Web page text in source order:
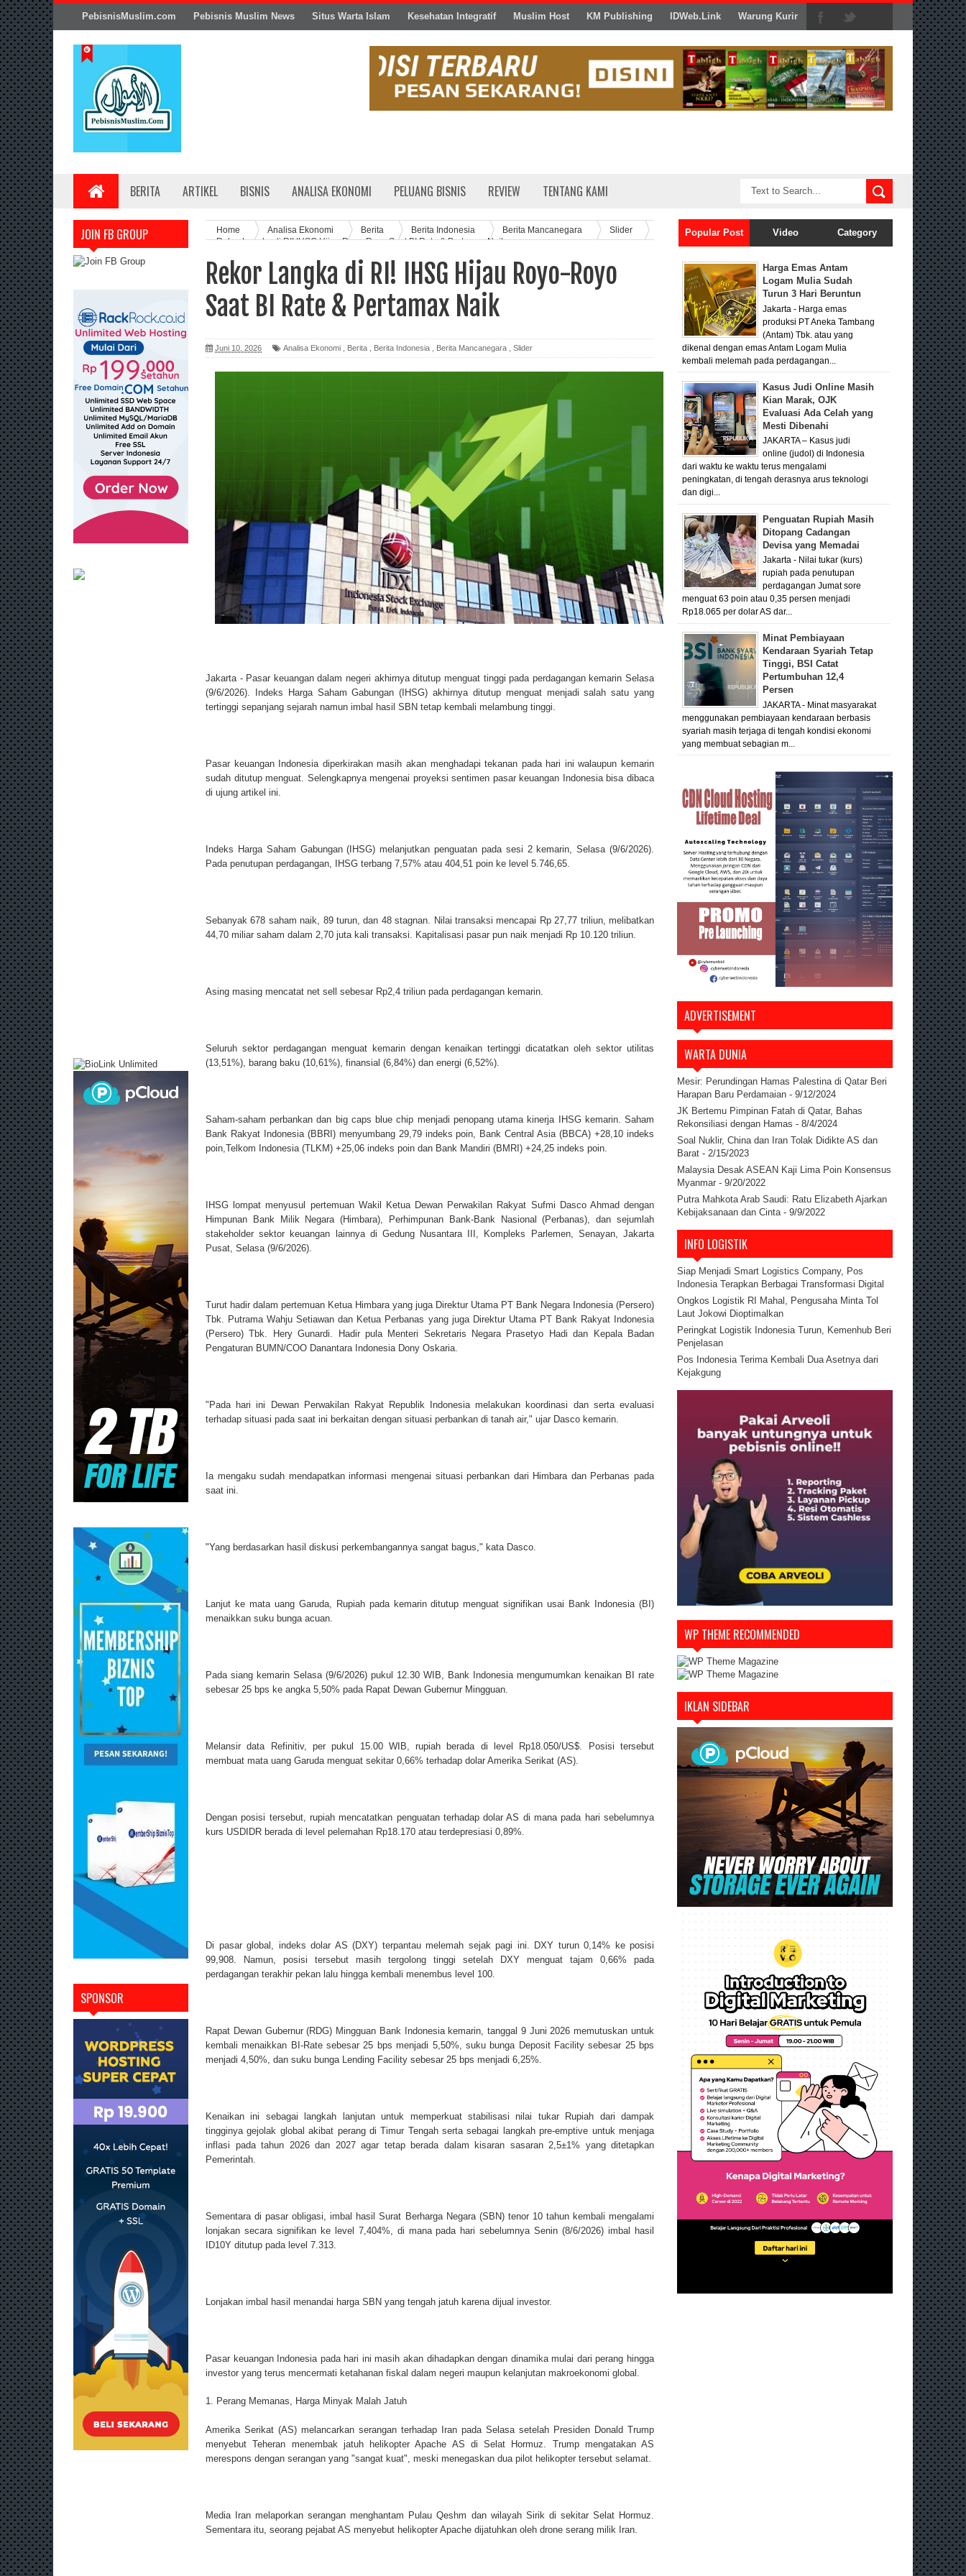
PebisnisMuslim.com Pebisnis Muslim News Situs Warta Islam Kesehatan Integratif Muslim Host KM Publishing IDWeb.Link Warung Kurir
BERITA ARTIKEL BISNIS ANALISA EKONOMI PELUANG BISNIS REVIEW TENTANG KAMI
JOIN FB GROUP
SPONSOR
Home Analisa Ekonomi Berita Berita Indonesia Berita Mancanegara
Slider
Rekor Langka di RI! IHSG Hijau Royo-Royo Saat BI Rate & Pertamax Naik
Rekor Langka di RI! IHSG Hijau Royo-Royo
Saat BI Rate & Pertamax Naik
Juni 10, 2026 Analisa Ekonomi Berita Berita Indonesia Berita Mancanegara Slider
Jakarta - Pasar keuangan dalam negeri akhirnya ditutup menguat tinggi pada perdagangan kemarin Selasa
(9/6/2026). Indeks Harga Saham Gabungan (IHSG) akhirnya ditutup menguat menjadi salah satu yang
tertinggi sepanjang sejarah namun imbal hasil SBN tetap kembali melambung tinggi.
Pasar keuangan Indonesia diperkirakan masih akan menghadapi tekanan pada hari ini walaupun kemarin
sudah ditutup menguat. Selengkapnya mengenai proyeksi sentimen pasar keuangan Indonesia bisa dibaca
di ujung artikel ini.
Indeks Harga Saham Gabungan (IHSG) melanjutkan penguatan pada sesi 2 kemarin, Selasa (9/6/2026).
Pada penutupan perdagangan, IHSG terbang 7,57% atau 404,51 poin ke level 5.746,65.
Sebanyak 678 saham naik, 89 turun, dan 48 stagnan. Nilai transaksi mencapai Rp 27,77 triliun, melibatkan
44,70 miliar saham dalam 2,70 juta kali transaksi. Kapitalisasi pasar pun naik menjadi Rp 10.120 triliun.
Asing masing mencatat net sell sebesar Rp2,4 triliun pada perdagangan kemarin.
Seluruh sektor perdagangan menguat kemarin dengan kenaikan tertinggi dicatatkan oleh sektor utilitas
(13,51%), barang baku (10,61%), finansial (6,84%) dan energi (6,52%).
Saham-saham perbankan dan big caps blue chip menjadi penopang utama kinerja IHSG kemarin. Saham
Bank Rakyat Indonesia (BBRI) menyumbang 29,79 indeks poin, Bank Central Asia (BBCA) +28,10 indeks
poin,Telkom Indonesia (TLKM) +25,06 indeks poin dan Bank Mandiri (BMRI) +24,25 indeks poin.
IHSG lompat menyusul pertemuan Wakil Ketua Dewan Perwakilan Rakyat Sufmi Dasco Ahmad dengan
Himpunan Bank Milik Negara (Himbara), Perhimpunan Bank-Bank Nasional (Perbanas), dan sejumlah
stakeholder sektor keuangan lainnya di Gedung Nusantara III, Kompleks Parlemen, Senayan, Jakarta
Pusat, Selasa (9/6/2026).
Turut hadir dalam pertemuan Ketua Himbara yang juga Direktur Utama PT Bank Negara Indonesia (Persero)
Tbk. Putrama Wahju Setiawan dan Ketua Perbanas yang juga Direktur Utama PT Bank Rakyat Indonesia
(Persero) Tbk. Hery Gunardi. Hadir pula Menteri Sekretaris Negara Prasetyo Hadi dan Kepala Badan
Pengaturan BUMN/COO Danantara Indonesia Dony Oskaria.
"Pada hari ini Dewan Perwakilan Rakyat Republik Indonesia melakukan koordinasi dan serta evaluasi
terhadap situasi pada saat ini berkaitan dengan situasi perbankan di tanah air," ujar Dasco kemarin.
Ia mengaku sudah mendapatkan informasi mengenai situasi perbankan dari Himbara dan Perbanas pada
saat ini.
"Yang berdasarkan hasil diskusi perkembangannya sangat bagus," kata Dasco.
Lanjut ke mata uang Garuda, Rupiah pada kemarin ditutup menguat signifikan usai Bank Indonesia (BI)
menaikkan suku bunga acuan.
Pada siang kemarin Selasa (9/6/2026) pukul 12.30 WIB, Bank Indonesia mengumumkan kenaikan BI rate
sebesar 25 bps ke angka 5,50% pada Rapat Dewan Gubernur Mingguan.
Melansir data Refinitiv, per pukul 15.00 WIB, rupiah berada di level Rp18.050/US$. Posisi tersebut
membuat mata uang Garuda menguat sekitar 0,66% terhadap dolar Amerika Serikat (AS).
Dengan posisi tersebut, rupiah mencatatkan penguatan terhadap dolar AS di mana pada hari sebelumnya
kurs USDIDR berada di level pelemahan Rp18.170 atau terdepresiasi 0,89%.
Di pasar global, indeks dolar AS (DXY) terpantau melemah sejak pagi ini. DXY turun 0,14% ke posisi
99,908. Namun, posisi tersebut masih tergolong tinggi setelah DXY menguat tajam 0,66% pada
perdagangan terakhir pekan lalu hingga kembali menembus level 100.
Rapat Dewan Gubernur (RDG) Mingguan Bank Indonesia kemarin, tanggal 9 Juni 2026 memutuskan untuk
kembali menaikkan BI-Rate sebesar 25 bps menjadi 5,50%, suku bunga Deposit Facility sebesar 25 bps
menjadi 4,50%, dan suku bunga Lending Facility sebesar 25 bps menjadi 6,25%.
Kenaikan ini sebagai langkah lanjutan untuk memperkuat stabilisasi nilai tukar Rupiah dari dampak
tingginya gejolak global akibat perang di Timur Tengah serta sebagai langkah pre-emptive untuk menjaga
inflasi pada tahun 2026 dan 2027 agar tetap berada dalam kisaran sasaran 2,5±1% yang ditetapkan
Pemerintah.
Sementara di pasar obligasi, imbal hasil Surat Berharga Negara (SBN) tenor 10 tahun kembali mengalami
lonjakan secara signifikan ke level 7,404%, di mana pada hari sebelumnya Senin (8/6/2026) imbal hasil
ID10Y ditutup pada level 7.313.
Lonjakan imbal hasil menandai harga SBN yang tengah jatuh karena dijual investor.
Pasar keuangan Indonesia pada hari ini masih akan dihadapkan dengan dinamika mulai dari perang hingga
investor yang terus mencermati ketahanan fiskal dalam negeri maupun kelanjutan makroekonomi global.
1. Perang Memanas, Harga Minyak Malah Jatuh
Amerika Serikat (AS) melancarkan serangan terhadap Iran pada Selasa setelah Presiden Donald Trump
menyebut Teheran menembak jatuh helikopter Apache AS di Selat Hormuz. Trump mengatakan AS
merespons dengan serangan yang "sangat kuat", meski menegaskan dua pilot helikopter tersebut selamat.
Media Iran melaporkan serangan menghantam Pulau Qeshm dan wilayah Sirik di sekitar Selat Hormuz.
Sementara itu, seorang pejabat AS menyebut helikopter Apache dijatuhkan oleh drone serang milik Iran.
Popular Post Video Category
Harga Emas Antam
Logam Mulia Sudah
Turun 3 Hari Beruntun
Jakarta - Harga emas
produksi PT Aneka Tambang
(Antam) Tbk. atau yang
dikenal dengan emas Antam Logam Mulia
kembali melemah pada perdagangan...
Kasus Judi Online Masih
Kian Marak, OJK
Evaluasi Ada Celah yang
Mesti Dibenahi
JAKARTA – Kasus judi
online (judol) di Indonesia
dari waktu ke waktu terus mengalami
peningkatan, di tengah derasnya arus teknologi
dan digi...
Penguatan Rupiah Masih
Ditopang Cadangan
Devisa yang Memadai
Jakarta - Nilai tukar (kurs)
rupiah pada penutupan
perdagangan Jumat sore
menguat 63 poin atau 0,35 persen menjadi
Rp18.065 per dolar AS dar...
Minat Pembiayaan
Kendaraan Syariah Tetap
Tinggi, BSI Catat
Pertumbuhan 12,4
Persen
JAKARTA - Minat masyarakat
menggunakan pembiayaan kendaraan berbasis
syariah masih terjaga di tengah kondisi ekonomi
yang membuat sebagian m...
ADVERTISEMENT
WARTA DUNIA
Mesir: Perundingan Hamas Palestina di Qatar Beri
Harapan Baru Perdamaian - 9/12/2024
JK Bertemu Pimpinan Fatah di Qatar, Bahas
Rekonsiliasi dengan Hamas - 8/4/2024
Soal Nuklir, China dan Iran Tolak Didikte AS dan
Barat - 2/15/2023
Malaysia Desak ASEAN Kaji Lima Poin Konsensus
Myanmar - 9/20/2022
Putra Mahkota Arab Saudi: Ratu Elizabeth Ajarkan
Kebijaksanaan dan Cinta - 9/9/2022
INFO LOGISTIK
Siap Menjadi Smart Logistics Company, Pos
Indonesia Terapkan Berbagai Transformasi Digital
Ongkos Logistik RI Mahal, Pengusaha Minta Tol
Laut Jokowi Dioptimalkan
Peringkat Logistik Indonesia Turun, Kemenhub Beri
Penjelasan
Pos Indonesia Terima Kembali Dua Asetnya dari
Kejakgung
WP THEME RECOMMENDED
IKLAN SIDEBAR